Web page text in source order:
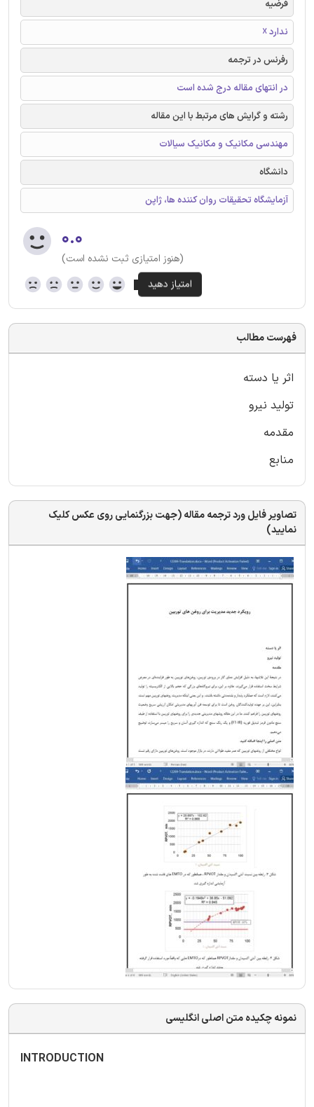
فرضیه
ندارد ☓
رفرنس در ترجمه
در انتهای مقاله درج شده است
رشته و گرایش های مرتبط با این مقاله
مهندسی مکانیک و مکانیک سیالات
دانشگاه
آزمایشگاه تحقیقات روان کننده ها، ژاپن
۰.۰
(هنوز امتیازی ثبت نشده است)
فهرست مطالب
اثر یا دسته
تولید نیرو
مقدمه
منابع
تصاویر فایل ورد ترجمه مقاله (جهت بزرگنمایی روی عکس کلیک
نمایید)
نمونه چکیده متن اصلی انگلیسی
INTRODUCTION